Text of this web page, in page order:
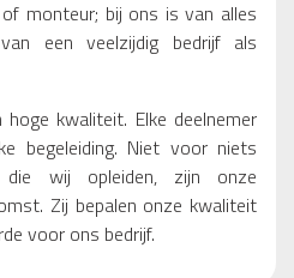
of monteur; bij ons is van alles
een veelzijdig bedrijf als
kwaliteit. Elke deelnemer
begeleiding. Niet voor niets
die wij opleiden, zijn onze
Zij bepalen onze kwaliteit
voor ons bedrijf.